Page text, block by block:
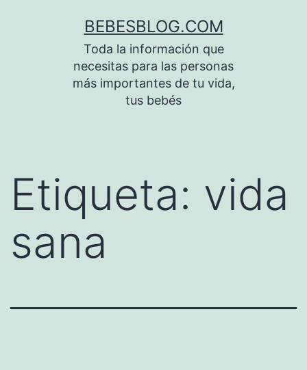
BEBESBLOG.COM
Toda la información que
necesitas para las personas
más importantes de tu vida,
tus bebés
Etiqueta: vida
sana